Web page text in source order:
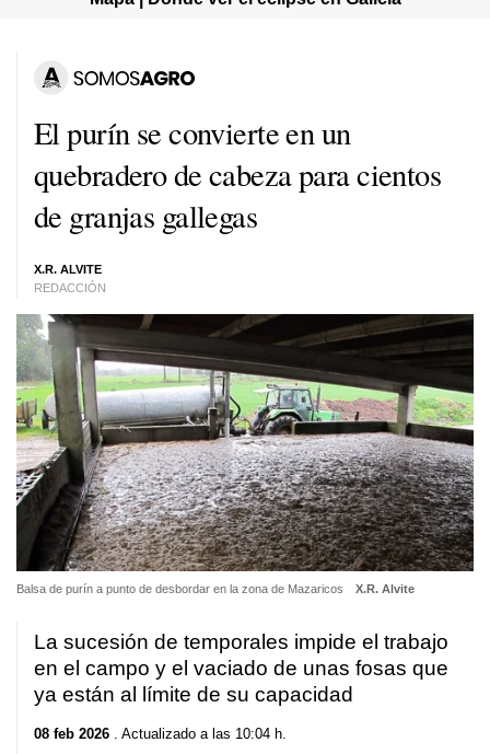
El purín se convierte en un
quebradero de cabeza para cientos
de granjas gallegas
X.R. ALVITE
REDACCIÓN
Balsa de purín a punto de desbordar en la zona de Mazaricos X.R. Alvite
La sucesión de temporales impide el trabajo
en el campo y el vaciado de unas fosas que
ya están al límite de su capacidad
08 feb 2026 . Actualizado a las 10:04 h.